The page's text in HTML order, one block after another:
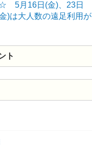
5月16日(金)、23日
)は大人数の遠足利用が
ト